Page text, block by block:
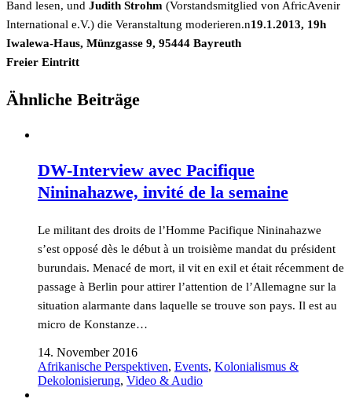
Band lesen, und Judith Strohm (Vorstandsmitglied von AfricAvenir
International e.V.) die Veranstaltung moderieren.n19.1.2013, 19h
Iwalewa-Haus, Münzgasse 9, 95444 Bayreuth
Freier Eintritt
Ähnliche Beiträge
DW-Interview avec Pacifique
Nininahazwe, invité de la semaine
Le militant des droits de l’Homme Pacifique Nininahazwe
s’est opposé dès le début à un troisième mandat du président
burundais. Menacé de mort, il vit en exil et était récemment de
passage à Berlin pour attirer l’attention de l’Allemagne sur la
situation alarmante dans laquelle se trouve son pays. Il est au
micro de Konstanze…
14. November 2016
Afrikanische Perspektiven, Events, Kolonialismus &
Dekolonisierung, Video & Audio